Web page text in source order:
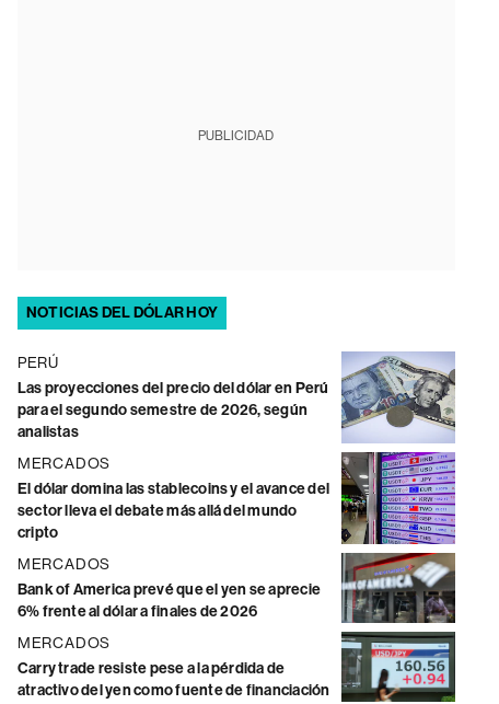
PUBLICIDAD
NOTICIAS DEL DÓLAR HOY
PERÚ
Las proyecciones del precio del dólar en Perú
para el segundo semestre de 2026, según
analistas
MERCADOS
El dólar domina las stablecoins y el avance del
sector lleva el debate más allá del mundo
cripto
MERCADOS
Bank of America prevé que el yen se aprecie
6% frente al dólar a finales de 2026
MERCADOS
Carry trade resiste pese a la pérdida de
atractivo del yen como fuente de financiación